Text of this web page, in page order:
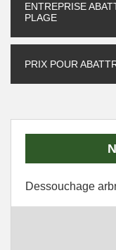
ENTREPRISE
PLAGE
PRIX POUR
Dessouchage